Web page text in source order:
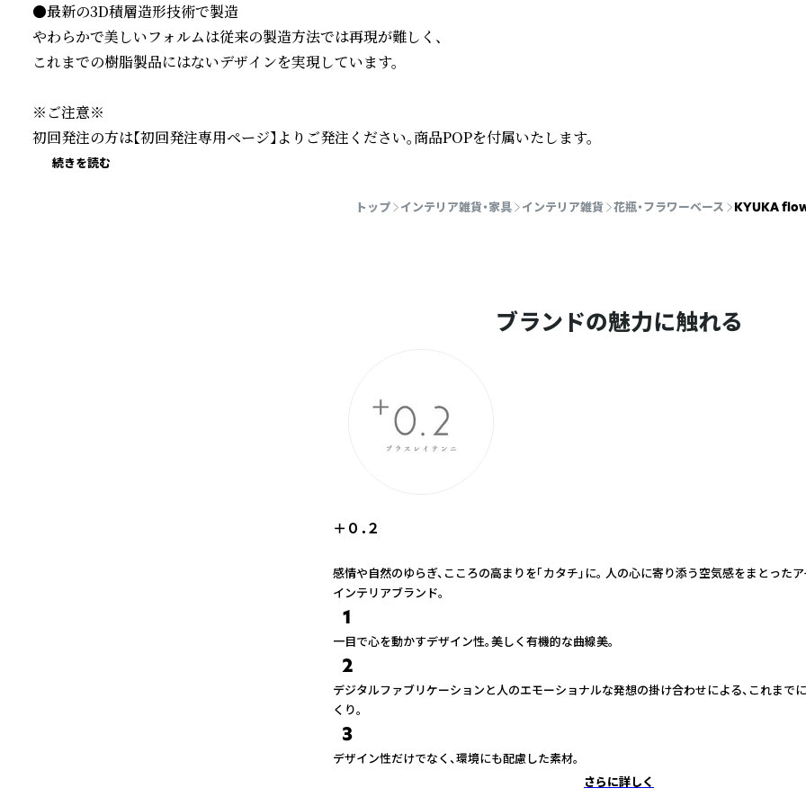
●最新の3D積層造形技術で製造
やわらかで美しいフォルムは従来の製造方法では再現が難しく、
これまでの樹脂製品にはないデザインを実現しています。
※ご注意※
初回発注の方は【初回発注専用ページ】よりご発注ください。商品POPを付属いたします。
続きを読む
トップ インテリア雑貨・家具 インテリア雑貨 花瓶・フラワーベース KYUKA
ブランドの魅力に触れる
＋０．２
感情や自然のゆらぎ、こころの高まりを「カタチ」に。 人の心に寄り添う空気感をまとった
インテリアブランド。
1
一目で心を動かすデザイン性。美しく有機的な曲線美。
2
デジタルファブリケーションと人のエモーショナルな発想の掛け合わせによる、これまで
くり。
3
デザイン性だけでなく、環境にも配慮した素材。
さらに詳しく